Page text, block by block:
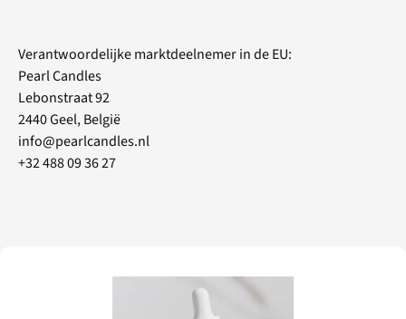
Verantwoordelijke marktdeelnemer in de EU:
Pearl Candles
Lebonstraat 92
2440 Geel, België
info@pearlcandles.nl
+32 488 09 36 27